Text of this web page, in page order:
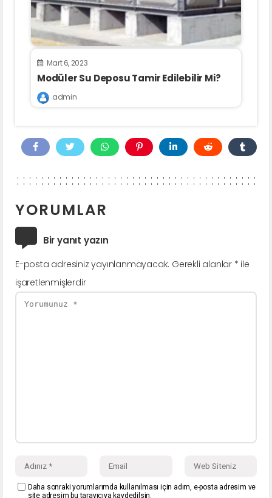
Mart 6, 2023
Modüler Su Deposu Tamir Edilebilir Mi?
admin
YORUMLAR
Bir yanıt yazın
E-posta adresiniz yayınlanmayacak. Gerekli alanlar * ile
işaretlenmişlerdir
Daha sonraki yorumlarımda kullanılması için adım, e-posta adresim ve
site adresim bu tarayıcıya kaydedilsin.